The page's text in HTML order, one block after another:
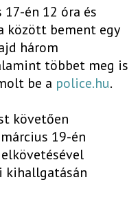
én 12 óra és
között bement egy
három
többet meg is
be a police.hu.
követően
19-én
kihallgatásán